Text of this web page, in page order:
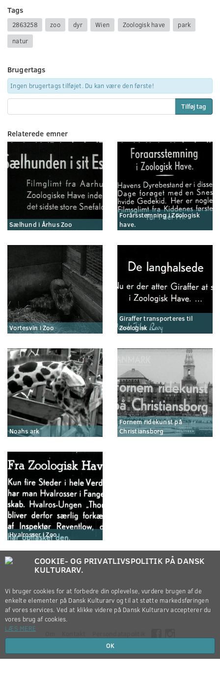
Tags
2863258 zoo dyr Wien Zoologisk have
park
natur
Brugertags
Ingen brugertags tilføjet. Du kan være den første!
Tilføj tag
Relaterede emner
Sælhund i Århus Zoo
Forårsstemning i Zoologisk
have.
Vortesvin i Zoo
Giraffer transporteres til
Zoologisk ...
Noahs ark
Fornem ridekunst på
Christiansborg
Hvalrosser i Zoo
Copyright © 2012-2026
COOKIE- OG PRIVATLIVSPOLITIK PÅ DANSK
KULTURARV.
Vi bruger cookies for at forbedre din oplevelse, vurdere brugen af de
enkelte elementer på Dansk Kulturarv og til at støtte markedsføringen
af vores services. Ved at klikke videre på Dansk Kulturarv accepterer du
vores brug af cookies.
LÆS MERE
OK